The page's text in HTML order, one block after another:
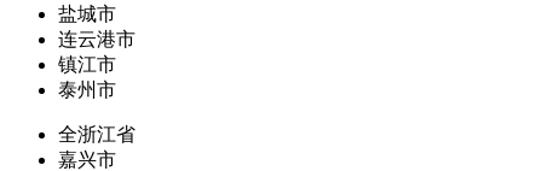
盐城市
连云港市
镇江市
泰州市
全浙江省
嘉兴市